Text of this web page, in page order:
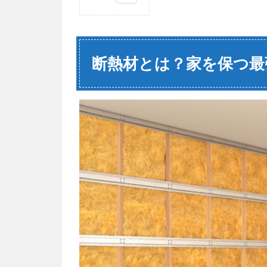
材と
家を
最強
の役
割
1.1
温度
調節
がで
きる
1.2
エア
コン
費用
を抑
断熱材とは？家を保つ